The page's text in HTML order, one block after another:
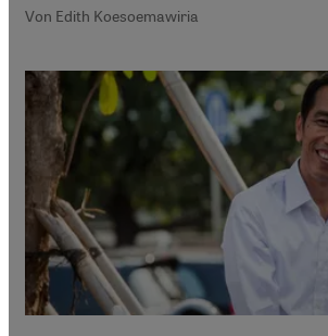
Von Edith Koesoemawiria